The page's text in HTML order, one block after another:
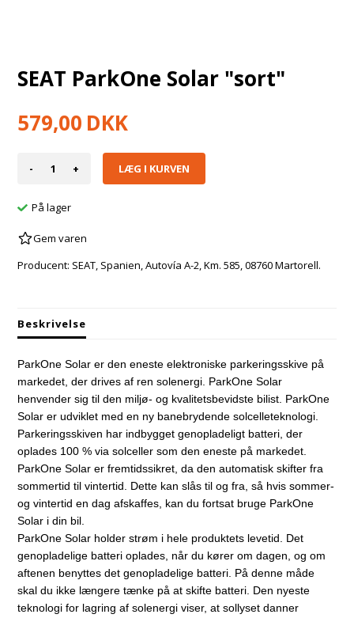
SEAT ParkOne Solar "sort"
579,00 DKK
- +
På lager
Gem varen
Producent: SEAT, Spanien, Autovía A-2, Km. 585, 08760 Martorell.
Beskrivelse
ParkOne Solar er den eneste elektroniske parkeringsskive på
markedet, der drives af ren solenergi. ParkOne Solar
henvender sig til den miljø- og kvalitetsbevidste bilist. ParkOne
Solar er udviklet med en ny banebrydende solcelleteknologi.
Parkeringsskiven har indbygget genopladeligt batteri, der
oplades 100 % via solceller som den eneste på markedet.
ParkOne Solar er fremtidssikret, da den automatisk skifter fra
sommertid til vintertid. Dette kan slås til og fra, så hvis sommer-
og vintertid en dag afskaffes, kan du fortsat bruge ParkOne
Solar i din bil.
ParkOne Solar holder strøm i hele produktets levetid. Det
genopladelige batteri oplades, når du kører om dagen, og om
aftenen benyttes det genopladelige batteri. På denne måde
skal du ikke længere tænke på at skifte batteri. Den nyeste
teknologi for lagring af solenergi viser, at sollyset danner